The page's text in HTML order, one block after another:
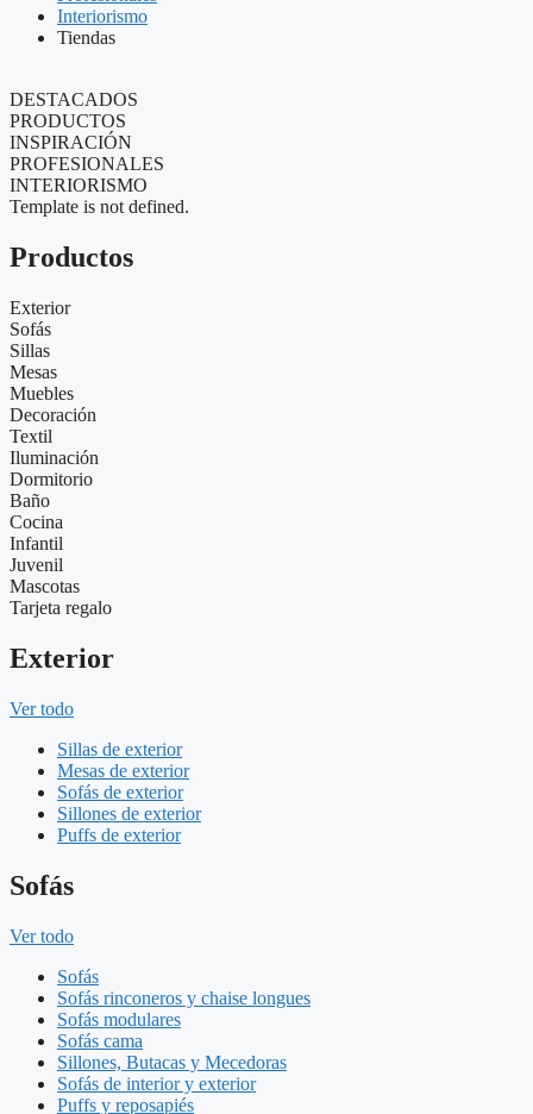
Interiorismo
Tiendas
DESTACADOS
PRODUCTOS
INSPIRACIÓN
PROFESIONALES
INTERIORISMO
Template is not defined.
Productos
Exterior
Sofás
Sillas
Mesas
Muebles
Decoración
Textil
Iluminación
Dormitorio
Baño
Cocina
Infantil
Juvenil
Mascotas
Tarjeta regalo
Exterior
Ver todo
Sillas de exterior
Mesas de exterior
Sofás de exterior
Sillones de exterior
Puffs de exterior
Sofás
Ver todo
Sofás
Sofás rinconeros y chaise longues
Sofás modulares
Sofás cama
Sillones, Butacas y Mecedoras
Sofás de interior y exterior
Puffs y reposapiés